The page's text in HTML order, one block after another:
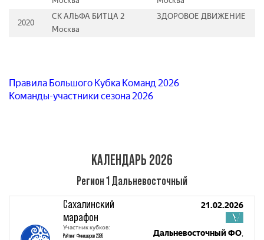
2020
СК АЛЬФА БИТЦА 2
Москва
ЗДОРОВОЕ ДВИЖЕНИЕ
Правила Большого Кубка Команд 2026
Команды-участники сезона 2026
КАЛЕНДАРЬ 2026
Регион 1 Дальневосточный
Сахалинский
марафон
Участник кубков:
Рейтинг Финишеров 2026
21.02.2026
Дальневосточный ФО,